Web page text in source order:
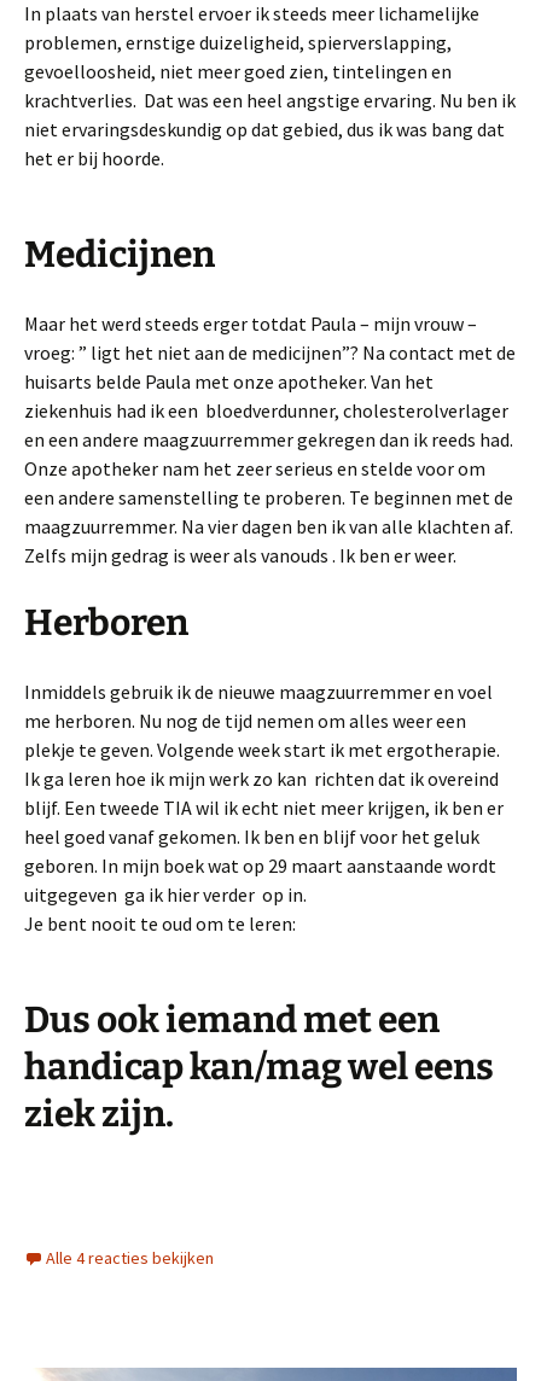
In plaats van herstel ervoer ik steeds meer lichamelijke
problemen, ernstige duizeligheid, spierverslapping,
gevoelloosheid, niet meer goed zien, tintelingen en
krachtverlies. Dat was een heel angstige ervaring. Nu ben ik
niet ervaringsdeskundig op dat gebied, dus ik was bang dat
het er bij hoorde.
Medicijnen
Maar het werd steeds erger totdat Paula – mijn vrouw –
vroeg: ” ligt het niet aan de medicijnen”? Na contact met de
huisarts belde Paula met onze apotheker. Van het
ziekenhuis had ik een bloedverdunner, cholesterolverlager
en een andere maagzuurremmer gekregen dan ik reeds had.
Onze apotheker nam het zeer serieus en stelde voor om
een andere samenstelling te proberen. Te beginnen met de
maagzuurremmer. Na vier dagen ben ik van alle klachten af.
Zelfs mijn gedrag is weer als vanouds . Ik ben er weer.
Herboren
Inmiddels gebruik ik de nieuwe maagzuurremmer en voel
me herboren. Nu nog de tijd nemen om alles weer een
plekje te geven. Volgende week start ik met ergotherapie.
Ik ga leren hoe ik mijn werk zo kan richten dat ik overeind
blijf. Een tweede TIA wil ik echt niet meer krijgen, ik ben er
heel goed vanaf gekomen. Ik ben en blijf voor het geluk
geboren. In mijn boek wat op 29 maart aanstaande wordt
uitgegeven ga ik hier verder op in.
Je bent nooit te oud om te leren:
Dus ook iemand met een
handicap kan/mag wel eens
ziek zijn.
Alle 4 reacties bekijken